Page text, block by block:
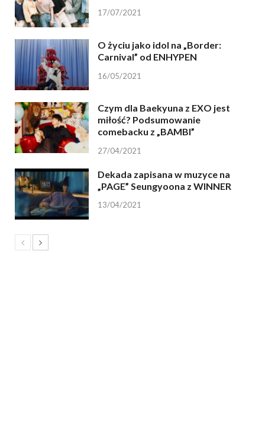
17/07/2021
O życiu jako idol na „Border:
Carnival” od ENHYPEN
16/05/2021
Czym dla Baekyuna z EXO jest
miłość? Podsumowanie
comebacku z „BAMBI”
27/04/2021
Dekada zapisana w muzyce na
„PAGE” Seungyoona z WINNER
13/04/2021